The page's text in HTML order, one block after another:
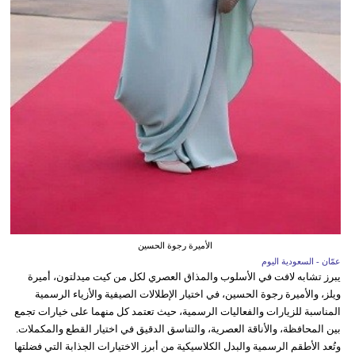
الأميرة رجوة الحسين
عمّان - السعودية اليوم
يبرز تشابه لافت في الأسلوب والمذاق العصري لكل من كيت ميدلتون، أميرة
ويلز، والأميرة رجوة الحسين، في اختيار الإطلالات الصيفية والأزياء الرسمية
المناسبة للزيارات والفعاليات الرسمية، حيث تعتمد كل منهما على خيارات تجمع
بين المحافظة، والأناقة العصرية، والتناسق الدقيق في اختيار القطع والمكملات.
وتُعد الأطقم الرسمية والبدل الكلاسيكية من أبرز الاختيارات الجذابة التي فضلتها